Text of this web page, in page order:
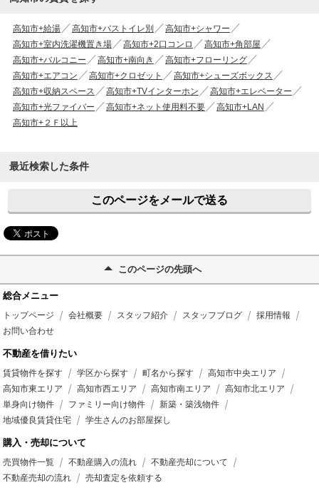
高知市+給湯 高知市+バストイレ別
高知市+シャワー
高知市+室内洗濯機置き場
高知市+2口コンロ
高知市+角部屋
高知市+バルコニー
高知市+南向き
高知市+フローリング
高知市+エアコン
高知市+クロゼット
高知市+シューズボックス
高知市+収納スペース
高知市+TVインターホン
高知市+エレベーター
高知市+光ファイバー
高知市+ネット使用料不要
高知市+LAN
高知市+２Ｆ以上
最近検索した条件
このページをメールで送る
このページの先頭へ
総合メニュー
トップページ 会社概要 スタッフ紹介 スタッフブログ
採用情報
お問い合わせ
不動産を借りたい
賃貸物件を探す 学区から探す 町名から探す
高知市中央エリア
高知市東エリア
高知市西エリア 高知市南エリア
高知市北エリア
単身向け物件
ファミリー向け物件
新築・築浅物件
地域優良賃貸住宅
学生さんのお部屋探し
購入・売却について
売買物件一覧 不動産購入の流れ
不動産売却について
不動産売却の流れ
売却査定を依頼する